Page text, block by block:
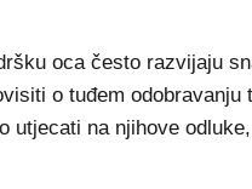
oca često razvijaju
o tuđem
utjecati na njihove